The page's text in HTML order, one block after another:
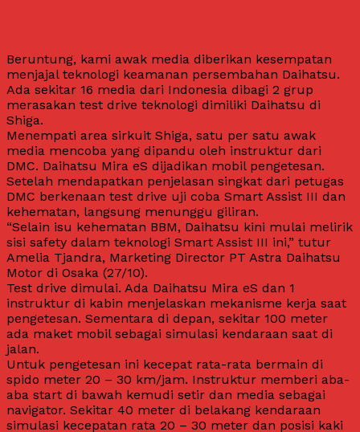
Beruntung, kami awak media diberikan kesempatan
menjajal teknologi keamanan persembahan Daihatsu.
Ada sekitar 16 media dari Indonesia dibagi 2 grup
merasakan test drive teknologi dimiliki Daihatsu di
Shiga.
Menempati area sirkuit Shiga, satu per satu awak
media mencoba yang dipandu oleh instruktur dari
DMC. Daihatsu Mira eS dijadikan mobil pengetesan.
Setelah mendapatkan penjelasan singkat dari petugas
DMC berkenaan test drive uji coba Smart Assist III dan
kehematan, langsung menunggu giliran.
“Selain isu kehematan BBM, Daihatsu kini mulai melirik
sisi safety dalam teknologi Smart Assist III ini,” tutur
Amelia Tjandra, Marketing Director PT Astra Daihatsu
Motor di Osaka (27/10).
Test drive dimulai. Ada Daihatsu Mira eS dan 1
instruktur di kabin menjelaskan mekanisme kerja saat
pengetesan. Sementara di depan, sekitar 100 meter
ada maket mobil sebagai simulasi kendaraan saat di
jalan.
Untuk pengetesan ini kecepat rata-rata bermain di
spido meter 20 – 30 km/jam. Instruktur memberi aba-
aba start di bawah kemudi setir dan media sebagai
navigator. Sekitar 40 meter di belakang kendaraan
simulasi kecepatan rata 20 – 30 meter dan posisi kaki